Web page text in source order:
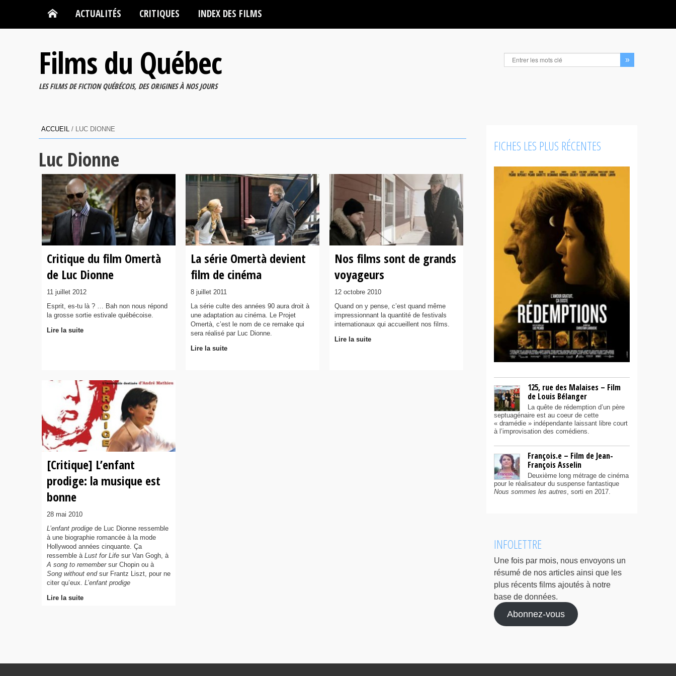
ACTUALITÉS CRITIQUES INDEX DES FILMS
Films du Québec
LES FILMS DE FICTION QUÉBÉCOIS, DES ORIGINES À NOS JOURS
ACCUEIL / LUC DIONNE
Luc Dionne
Critique du film Omertà
de Luc Dionne
11 juillet 2012
Esprit, es-tu là ? … Bah non nous répond
la grosse sortie estivale québécoise.
Lire la suite
La série Omertà devient
film de cinéma
8 juillet 2011
La série culte des années 90 aura droit à
une adaptation au cinéma. Le Projet
Omertà, c’est le nom de ce remake qui
sera réalisé par Luc Dionne.
Lire la suite
Nos films sont de grands
voyageurs
12 octobre 2010
Quand on y pense, c’est quand même
impressionnant la quantité de festivals
internationaux qui accueillent nos films.
Lire la suite
[Critique] L’enfant
prodige: la musique est
bonne
28 mai 2010
L’enfant prodige de Luc Dionne ressemble
à une biographie romancée à la mode
Hollywood années cinquante. Ça
ressemble à Lust for Life sur Van Gogh, à
A song to remembersur Chopin ou à
Song without endsur Frantz Liszt, pour ne
citer qu’eux. L’enfant prodige
Lire la suite
FICHES LES PLUS RÉCENTES
125, rue des Malaises – Film
de Louis Bélanger
La quête de rédemption d’un père
septuagénaire est au coeur de cette
« dramédie » indépendante laissant libre court
à l’improvisation des comédiens.
François.e – Film de Jean-
François Asselin
Deuxième long métrage de cinéma
pour le réalisateur du suspense fantastique
Nous sommes les autres, sorti en 2017.
INFOLETTRE
Une fois par mois, nous envoyons un
résumé de nos articles ainsi que les
plus récents films ajoutés à notre
base de données.
Abonnez-vous